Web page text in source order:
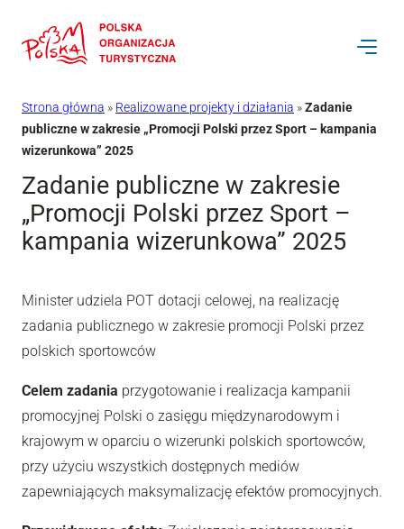
do
Strona główna » Realizowane projekty i działania »Zadanie
publiczne w zakresie „Promocji Polski przez Sport – kampania
wizerunkowa” 2025
Zadanie publiczne w zakresie
„Promocji Polski przez Sport –
kampania wizerunkowa” 2025
Minister udziela POT dotacji celowej, na realizację
zadania publicznego w zakresie promocji Polski przez
polskich sportowców
Celem zadania przygotowanie i realizacja kampanii
promocyjnej Polski o zasięgu międzynarodowym i
krajowym w oparciu o wizerunki polskich sportowców,
przy użyciu wszystkich dostępnych mediów
zapewniających maksymalizację efektów promocyjnych.